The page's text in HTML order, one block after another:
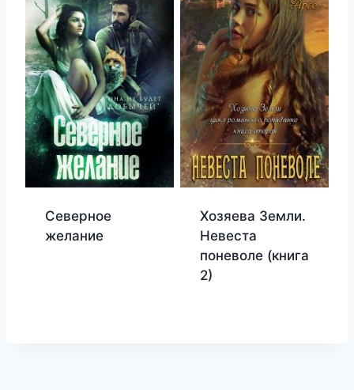
Северное
желание
Хозяева Земли.
Невеста
поневоле (книга
2)